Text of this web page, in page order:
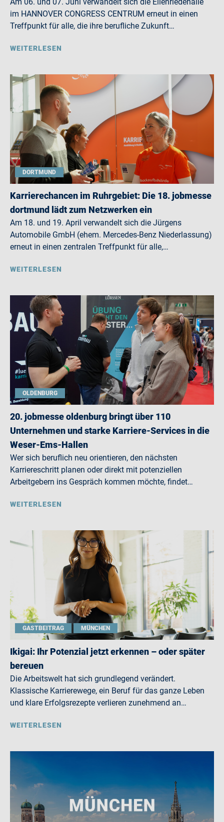
im HANNOVER CONGRESS CENTRUM erneut in einen
Treffpunkt für alle, die ihre berufliche Zukunft…
WEITERLESEN
DORTMUND
Karrierechancen im Ruhrgebiet: Die 18. jobmesse
dortmund lädt zum Netzwerken ein
Am 18. und 19. April verwandelt sich die Jürgens
Automobile GmbH (ehem. Mercedes-Benz Niederlassung)
erneut in einen zentralen Treffpunkt für alle,…
WEITERLESEN
OLDENBURG
20. jobmesse oldenburg bringt über 110
Unternehmen und starke Karriere-Services in die
Weser-Ems-Hallen
Wer sich beruflich neu orientieren, den nächsten
Karriereschritt planen oder direkt mit potenziellen
Arbeitgebern ins Gespräch kommen möchte, findet…
WEITERLESEN
GASTBEITRAG MÜNCHEN
Ikigai: Ihr Potenzial jetzt erkennen – oder später
bereuen
Die Arbeitswelt hat sich grundlegend verändert.
Klassische Karrierewege, ein Beruf für das ganze Leben
und klare Erfolgsrezepte verlieren zunehmend an…
WEITERLESEN